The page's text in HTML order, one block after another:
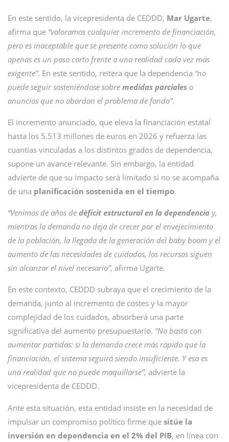
En este sentido, la vicepresidenta de CEDDD, Mar Ugarte,
afirma que “valoramos cualquier incremento de financiación,
pero es inaceptable que se presente como solución lo que
apenas es un paso corto frente a una realidad cada vez más
exigente”. En este sentido, reitera que la dependencia “no
puede seguir sosteniéndose sobre medidas parciales o
anuncios que no abordan el problema de fondo”.
El incremento anunciado, que eleva la financiación estatal
hasta los 5.513 millones de euros en 2026 y refuerza las
cuantías vinculadas a los distintos grados de dependencia,
supone un avance relevante. Sin embargo, la entidad
advierte de que su impacto será limitado si no se acompaña
de una planificación sostenida en el tiempo.
“Venimos de años de déficit estructural en la dependencia y,
mientras la demanda no deja de crecer por el envejecimiento
de la población, la llegada de la generación del baby boom y el
aumento de las necesidades de cuidados, los recursos siguen
sin alcanzar el nivel necesario”, afirma Ugarte.
En este contexto, CEDDD subraya que el crecimiento de la
demanda, junto al incremento de costes y la mayor
complejidad de los cuidados, absorberá una parte
significativa del aumento presupuestario. “No basta con
aumentar partidas: si la demanda crece más rápido que la
financiación, el sistema seguirá siendo insuficiente. Y esa es
una realidad que no puede maquillarse”, advierte la
vicepresidenta de CEDDD.
Ante esta situación, esta entidad insiste en la necesidad de
impulsar un compromiso político firme que sitúe la
inversión en dependencia en el 2% del PIB, en línea con